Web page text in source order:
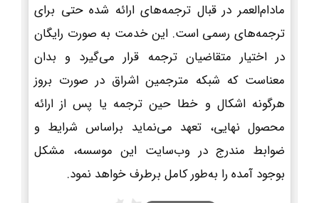
مادام‌العمر در قبال ترجمه‌های ارائه شده حتی برای
ترجمه‌های رسمی است. این خدمت به صورت رایگان
در اختیار متقاضیان ترجمه قرار می‌گیرد و بدان
معناست که شبکه مترجمین اشراق در صورت بروز
هرگونه اشکال و خطا حین ترجمه یا پس از ارائه
محصول نهایی، تعهد می‌نماید براساس شرایط و
ضوابط مندرج در وب‌سایت این موسسه، مشکل
بوجود آمده را به‌طور کامل برطرف خواهد نمود.